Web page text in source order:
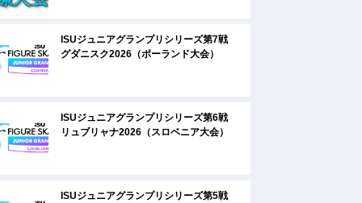
ISUジュニアグランプリシリーズ第7戦
グダニスク2026（ポーランド大会）
ISUジュニアグランプリシリーズ第6戦
リュブリャナ2026（スロベニア大会）
ISUジュニアグランプリシリーズ第5戦